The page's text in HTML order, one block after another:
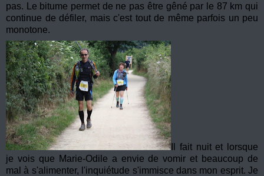
pas. Le bitume permet de ne pas être gêné par le 87 km qui
continue de défiler, mais c'est tout de même parfois un peu
monotone.
Il fait nuit et lorsque
je vois que Marie-Odile a envie de vomir et beaucoup de
mal à s'alimenter, l'inquiétude s'immisce dans mon esprit. Je